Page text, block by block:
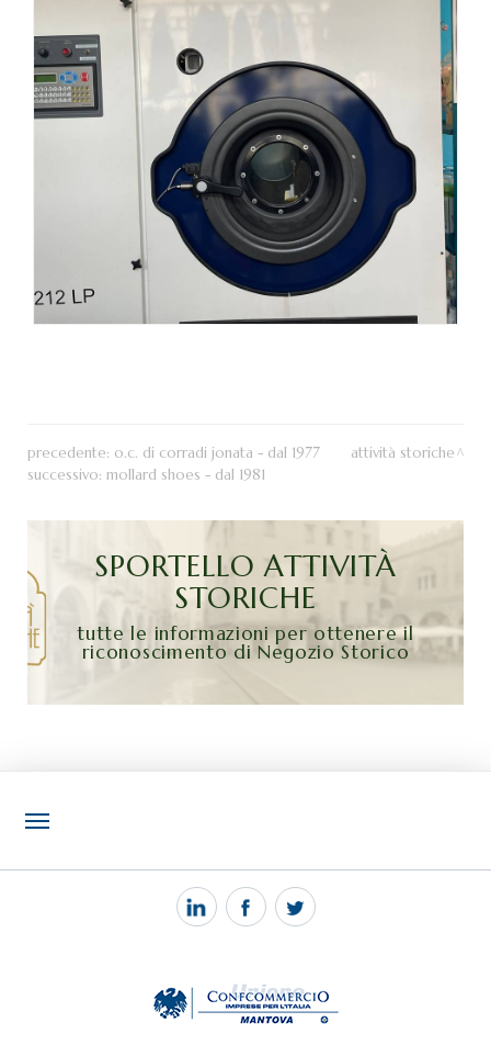
precedente: o.c. di corradi jonata - dal 1977
successivo: mollard shoes - dal 1981
attività storiche
SPORTELLO ATTIVITÀ
STORICHE
tutte le informazioni per ottenere il
riconoscimento di Negozio Storico
NOTIZIE
PEC MANTOVA MAIL